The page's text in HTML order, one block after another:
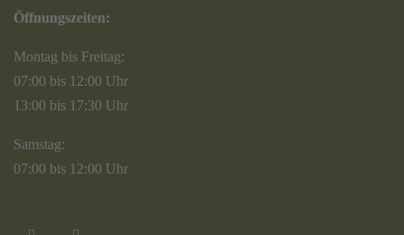
Öffnungszeiten:
Montag bis Freitag:
07:00 bis 12:00 Uhr
13:00 bis 17:30 Uhr
Samstag:
07:00 bis 12:00 Uhr